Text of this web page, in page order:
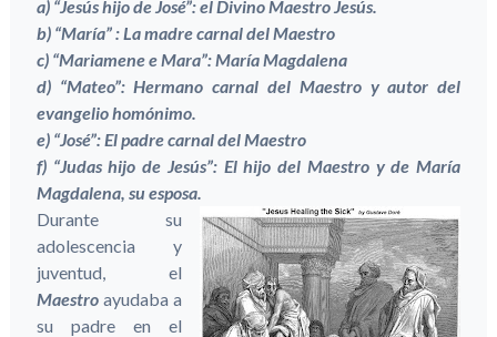
a) “Jesús hijo de José”: el Divino Maestro Jesús.
b) “María” : La madre carnal del Maestro
c) “Mariamene e Mara”: María Magdalena
d) “Mateo”: Hermano carnal del Maestro y autor del
evangelio homónimo.
e) “José”: El padre carnal del Maestro
f) “Judas hijo de Jesús”: El hijo del Maestro y de María
Magdalena, su esposa.
Durante su
adolescencia y
juventud, el
Maestroayudaba a
su padre en el